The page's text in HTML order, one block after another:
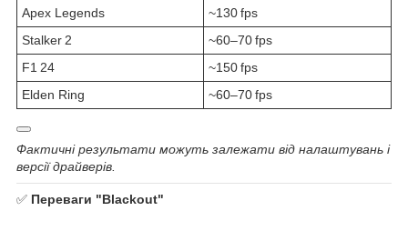
Apex Legends
~130 fps
Stalker 2
~60–70 fps
F1 24
~150 fps
Elden Ring
~60–70 fps
Фактичні результати можуть залежати від налаштувань і
версії драйверів.
✅ Переваги "Blackout"